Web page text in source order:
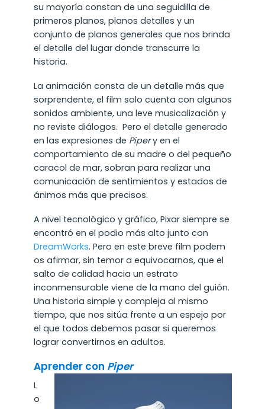
su mayoría constan de una seguidilla de
primeros planos, planos detalles y un
conjunto de planos generales que nos brinda
el detalle del lugar donde transcurre la
historia.
La animación consta de un detalle más que
sorprendente, el film solo cuenta con algunos
sonidos ambiente, una leve musicalización y
no reviste diálogos. Pero el detalle generado
en las expresiones de Pipery en el
comportamiento de su madre o del pequeño
caracol de mar, sobran para realizar una
comunicación de sentimientos y estados de
ánimos más que precisos.
A nivel tecnológico y gráfico, Pixar siempre se
encontró en el podio más alto junto con
DreamWorks. Pero en este breve film podem
os afirmar, sin temor a equivocarnos, que el
salto de calidad hacia un estrato
inconmensurable viene de la mano del guión.
Una historia simple y compleja al mismo
tiempo, que nos sitúa frente a un espejo por
el que todos debemos pasar si queremos
lograr convertirnos en adultos.
Aprender con Piper
L
o